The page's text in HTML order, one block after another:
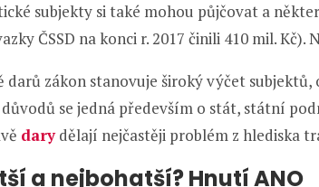
subjekty si také mohou půjčovat a
ČSSD na konci r. 2017 činili 410 mil.
darů zákon stanovuje široký výčet
se jedná především o stát, státní
darydělají nejčastěji problém z hlediska
a nejbohatší? Hnutí ANO